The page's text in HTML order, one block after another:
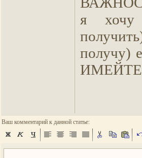
я хочу
получу)
Ваш комментарий к данной статье: